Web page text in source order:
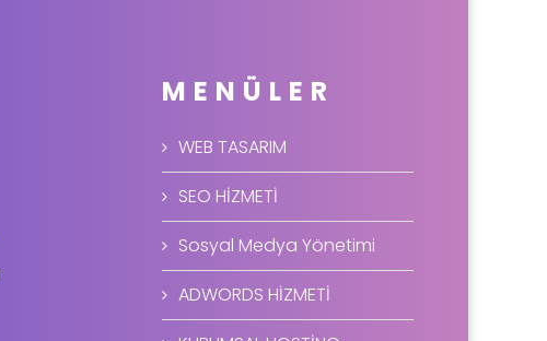
MENÜLER
WEB TASARIM
SEO HİZMETİ
Sosyal Medya Yönetimi
ADWORDS HİZMETİ